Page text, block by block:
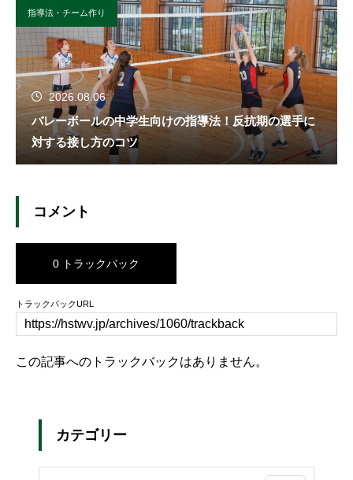
指導法・チーム作り
2026.08.06
バレーボールの中学生向けの指導法！反抗期の選手に
対する接し方のコツ
コメント
0 トラックバック
トラックバックURL
この記事へのトラックバックはありません。
カテゴリー